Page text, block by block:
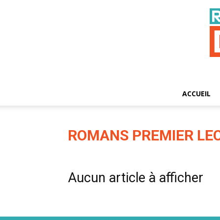
ACCUEIL
ROMANS PREMIER
Aucun article à afficher